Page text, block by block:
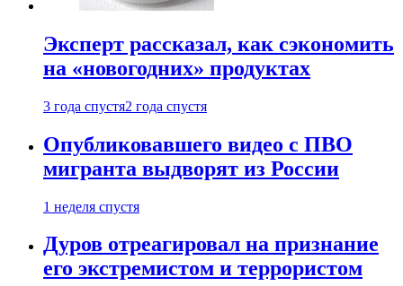
Эксперт рассказал, как сэкономить
на «новогодних» продуктах
3 года спустя2 года спустя
Опубликовавшего видео с ПВО
мигранта выдворят из России
1 неделя спустя
Дуров отреагировал на признание
его экстремистом и террористом